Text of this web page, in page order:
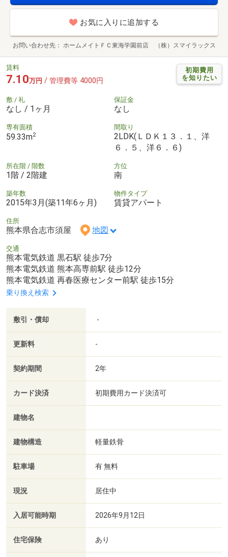
お気に入りに追加する
お問い合わせ先 ホームメイトＦＣ東海学園前店 （株）スマイラックス
初期費用
を知りたい
賃料
7.10万円 / 管理費等 4000円
敷 / 礼
なし / 1ヶ月
保証金
なし
専有面積
59.33m2
間取り
2LDK(ＬＤＫ１３．１、洋
６．５、洋６．６)
所在階 / 階数
1階 / 2階建
方位
南
築年数
2015年3月(築11年6ヶ月)
物件タイプ
賃貸アパート
住所
熊本県合志市須屋 地図
交通
熊本電気鉄道 黒石駅 徒歩7分
熊本電気鉄道 熊本高専前駅 徒歩12分
熊本電気鉄道 再春医療センター前駅 徒歩15分
乗り換え検索
敷引・償却 -
更新料 -
契約期間 2年
カード決済 初期費用カード決済可
建物名
建物構造 軽量鉄骨
駐車場 有 無料
現況 居住中
入居可能時期 2026年9月12日
住宅保険 あり